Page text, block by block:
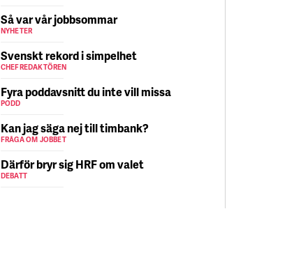
Så var vår jobbsommar
NYHETER
Svenskt rekord i simpelhet
CHEFREDAKTÖREN
Fyra poddavsnitt du inte vill missa
PODD
Kan jag säga nej till timbank?
FRÅGA OM JOBBET
Därför bryr sig HRF om valet
DEBATT